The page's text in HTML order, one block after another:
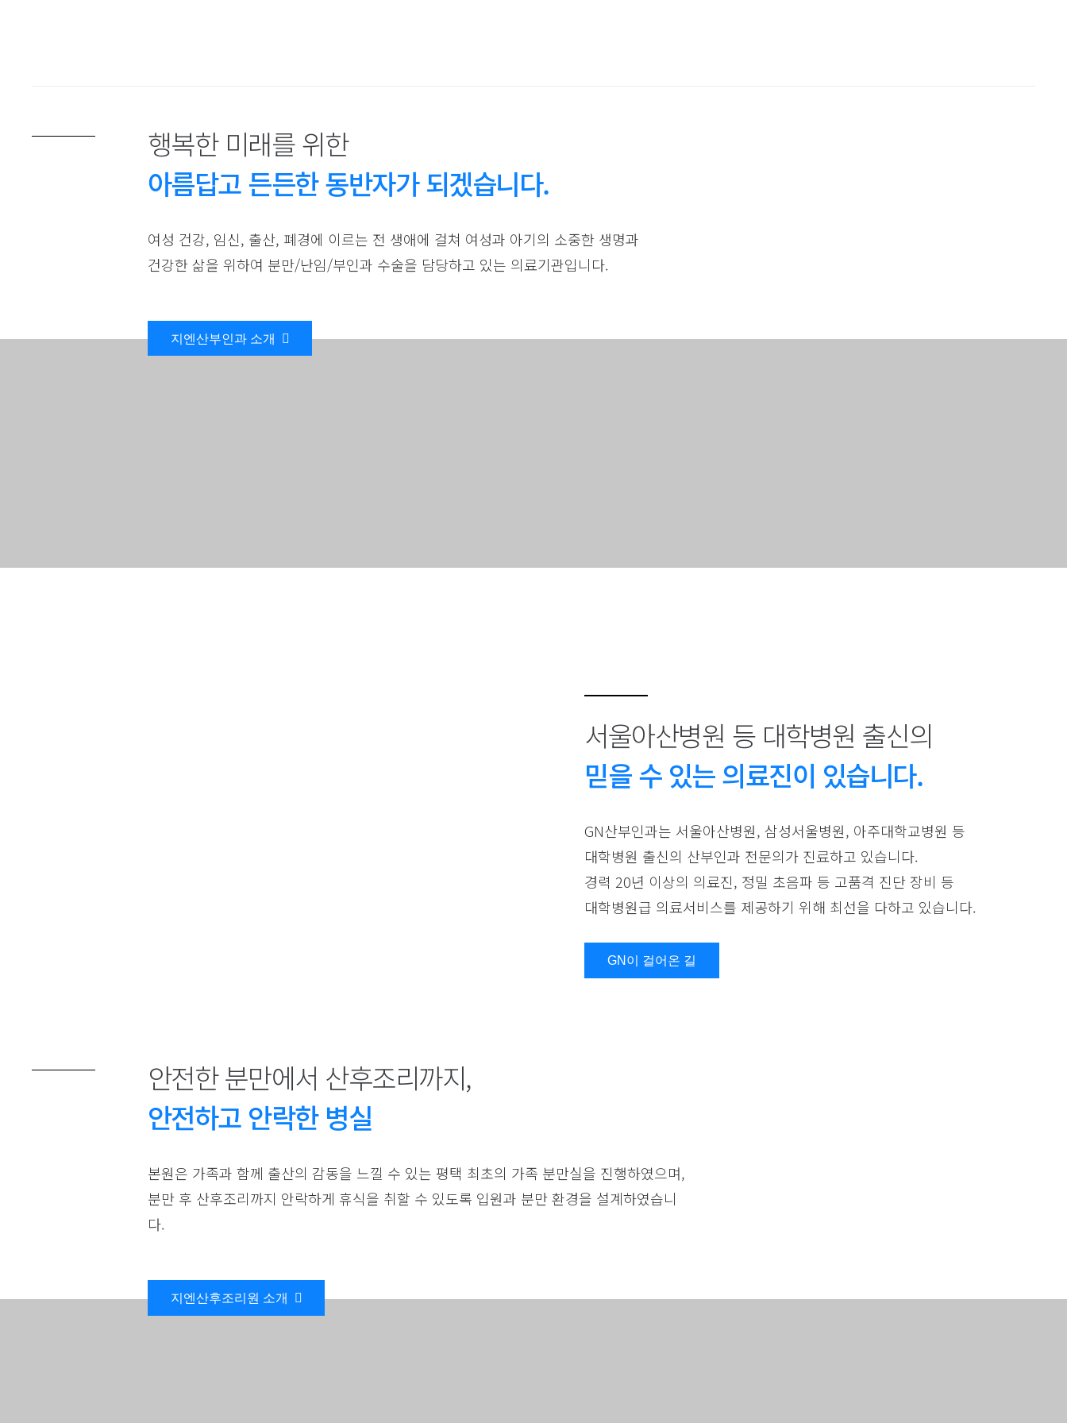
행복한 미래를 위한
아름답고 든든한 동반자가 되겠습니다.
여성 건강, 임신, 출산, 폐경에 이르는 전 생애에 걸쳐 여성과 아기의 소중한 생명과
건강한 삶을 위하여 분만/난임/부인과 수술을 담당하고 있는 의료기관입니다.
지엔산부인과 소개
서울아산병원 등 대학병원 출신의
믿을 수 있는 의료진이 있습니다.
GN산부인과는 서울아산병원, 삼성서울병원, 아주대학교병원 등
대학병원 출신의 산부인과 전문의가 진료하고 있습니다.
경력 20년 이상의 의료진, 정밀 초음파 등 고품격 진단 장비 등
대학병원급 의료서비스를 제공하기 위해 최선을 다하고 있습니다.
GN이 걸어온 길
안전한 분만에서 산후조리까지,
안전하고 안락한 병실
본원은 가족과 함께 출산의 감동을 느낄 수 있는 평택 최초의 가족 분만실을 진행하였으며,
분만 후 산후조리까지 안락하게 휴식을 취할 수 있도록 입원과 분만 환경을 설계하였습니
다.
지엔산후조리원 소개